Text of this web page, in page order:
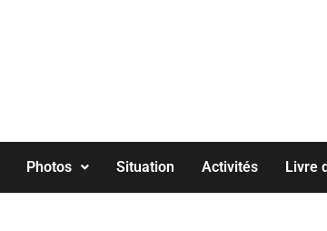
Photos Situation Activités Livre